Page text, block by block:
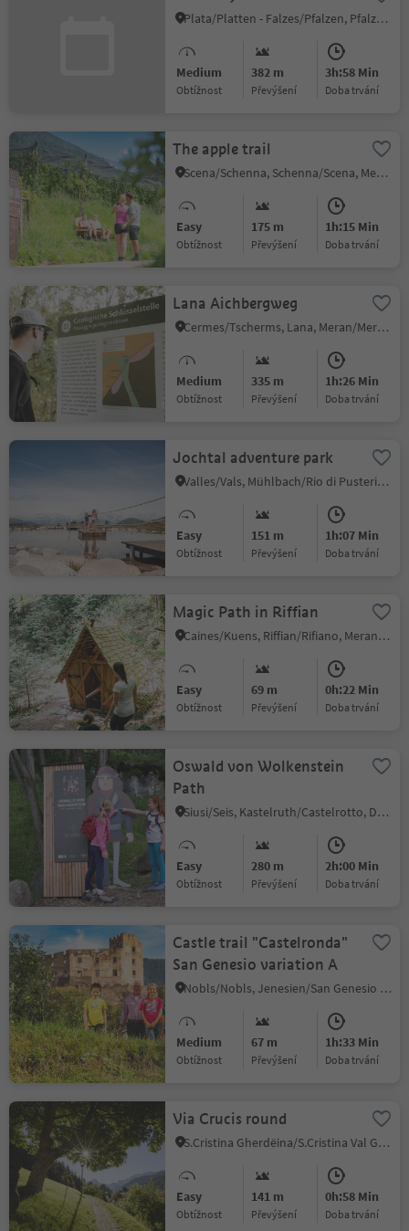
Plata/Platten - Falzes/Pfalzen, Pfalzen/Falzes, Dolomites Region Kronplatz/Plan de Corones
Medium
Obtížnost
382 m
Převýšení
3h:58 Min
doba trvání
The apple trail
Scena/Schenna, Schenna/Scena, Meran/Merano and environs
Easy
Obtížnost
175 m
Převýšení
1h:15 Min
doba trvání
Lana Aichbergweg
Cermes/Tscherms, Lana, Meran/Merano and environs
Medium
Obtížnost
335 m
Převýšení
1h:26 Min
doba trvání
Jochtal adventure park
Valles/Vals, Mühlbach/Rio di Pusteria, Brixen/Bressanone and environs
Easy
Obtížnost
151 m
Převýšení
1h:07 Min
doba trvání
Magic Path in Riffian
Caines/Kuens, Riffian/Rifiano, Meran/Merano and environs
Easy
Obtížnost
69 m
Převýšení
0h:22 Min
doba trvání
Oswald von Wolkenstein
Path
Siusi/Seis, Kastelruth/Castelrotto, Dolomites Region Seiser Alm
Easy
Obtížnost
280 m
Převýšení
2h:00 Min
doba trvání
Castle trail "Castelronda"
San Genesio variation A
Nobls/Nobls, Jenesien/San Genesio Atesino, Bolzano/Bozen and environs
Medium
Obtížnost
67 m
Převýšení
1h:33 Min
doba trvání
Via Crucis round
S.Cristina Gherdëina/S.Cristina Val Gardena/S.Cristina Gherdëina/St.Christina in Gröden, S.Crestina Gherdëina/Santa Cristina Val Gardana, Dolomites Region Val Gardena
Easy
Obtížnost
141 m
Převýšení
0h:58 Min
doba trvání